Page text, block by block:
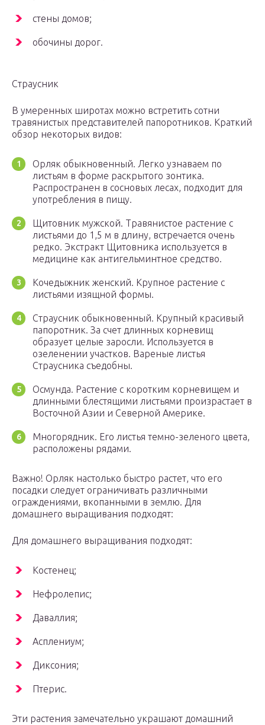
стены домов;
обочины дорог.
Страусник
В умеренных широтах можно встретить сотни
травянистых представителей папоротников. Краткий
обзор некоторых видов:
Орляк обыкновенный. Легко узнаваем по
листьям в форме раскрытого зонтика.
Распространен в сосновых лесах, подходит для
употребления в пищу.
Щитовник мужской. Травянистое растение с
листьями до 1,5 м в длину, встречается очень
редко. Экстракт Щитовника используется в
медицине как антигельминтное средство.
Кочедыжник женский. Крупное растение с
листьями изящной формы.
Страусник обыкновенный. Крупный красивый
папоротник. За счет длинных корневищ
образует целые заросли. Используется в
озеленении участков. Вареные листья
Страусника съедобны.
Осмунда. Растение с коротким корневищем и
длинными блестящими листьями произрастает в
Восточной Азии и Северной Америке.
Многорядник. Его листья темно-зеленого цвета,
расположены рядами.
Важно! Орляк настолько быстро растет, что его
посадки следует ограничивать различными
ограждениями, вкопанными в землю. Для
домашнего выращивания подходят:
Для домашнего выращивания подходят:
Костенец;
Нефролепис;
Даваллия;
Асплениум;
Диксония;
Птерис.
Эти растения замечательно украшают домашний